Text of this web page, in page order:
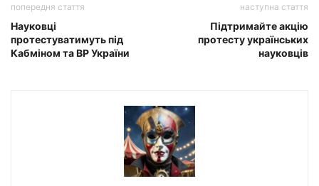
попередня стаття
Науковці
протестуватимуть під
Кабміном та ВР України
наступна стаття
Підтримайте акцію
протесту українських
науковців